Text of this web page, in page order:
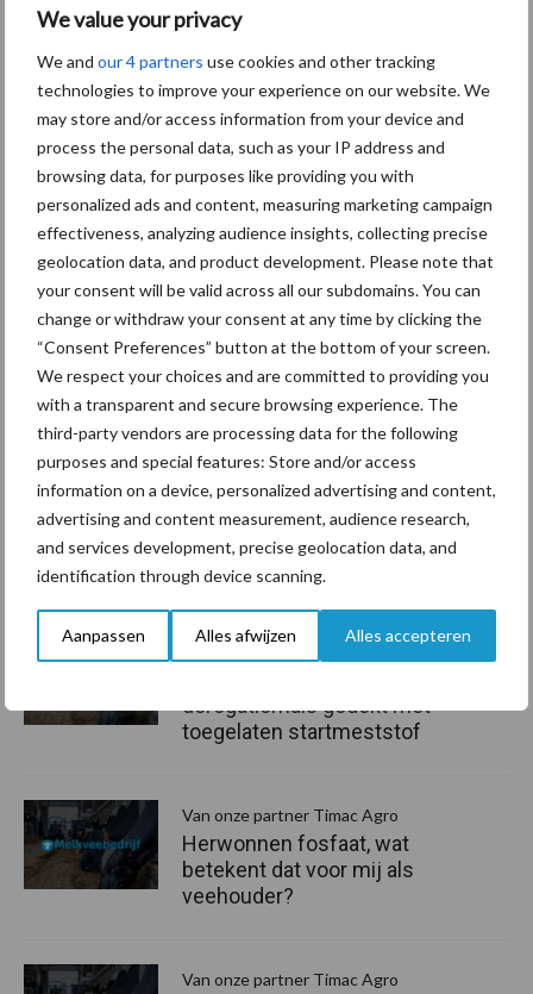
We value your privacy
We and our 4 partners use cookies and other tracking
technologies to improve your experience on our website. We
may store and/or access information from your device and
process the personal data, such as your IP address and
browsing data, for purposes like providing you with
personalized ads and content, measuring marketing campaign
effectiveness, analyzing audience insights, collecting precise
geolocation data, and product development. Please note that
your consent will be valid across all our subdomains. You can
change or withdraw your consent at any time by clicking the
“Consent Preferences” button at the bottom of your screen.
We respect your choices and are committed to providing you
with a transparent and secure browsing experience. The
third-party vendors are processing data for the following
purposes and special features: Store and/or access
information on a device, personalized advertising and content,
advertising and content measurement, audience research,
and services development, precise geolocation data, and
identification through device scanning.
Aanpassen Alles afwijzen Alles accepteren
samenstelling de ideale bijdrage voor aanvulling, opbouw, en
herstel van de mineralenreserves tijdens de groei, de lactatie en
het eerste gedeelte van de dracht.
Op basis van zeewierkalk, Calseagrit
Optimalisatie van de mineralenvoorziening per dier
Rijk aan goed opneembare mineralen en spoorelementen
Gunstige invloed op de spijsvertering
Verschillende formules voor specifieke situaties
Zelfregulerend
Graadmeter voor de mineralenvoorziening op koppelniveau
Aanbevolen voor jou!
Van onze partner Timac Agro
derogatiemais gedekt met
toegelaten startmeststof
Van onze partner Timac Agro
Herwonnen fosfaat, wat
betekent dat voor mij als
veehouder?
Van onze partner Timac Agro